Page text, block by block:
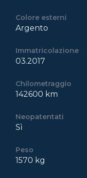
Colore esterni
Argento
Immatricolazione
03.2017
Chilometraggio
142600 km
Neopatentati
Sì
Peso
1570 kg